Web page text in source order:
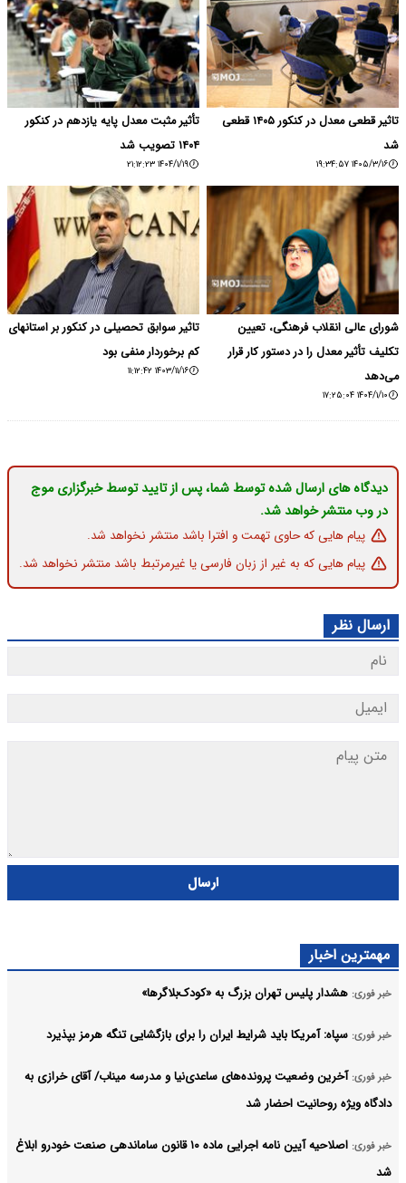
تاثیر قطعی معدل در کنکور ۱۴۰۵ قطعی
شد
۱۴۰۵/۳/۱۶ ۱۹:۳۴:۵۷
تأثیر مثبت معدل پایه یازدهم در کنکور
۱۴۰۴ تصویب شد
۱۴۰۴/۱/۱۹ ۲۱:۱۲:۲۳
شورای عالی انقلاب فرهنگی، تعیین
تکلیف تأثیر معدل را در دستور کار قرار
می‌دهد
۱۴۰۴/۱/۱۰ ۱۷:۲۵:۰۴
تاثیر سوابق تحصیلی در کنکور بر استانهای
کم برخوردار منفی بود
۱۴۰۳/۱۱/۱۶ ۱۱:۱۲:۴۲
دیدگاه های ارسال شده توسط شما، پس از تایید توسط خبرگزاری موج
در وب منتشر خواهد شد.
پیام هایی که حاوی تهمت و افترا باشد منتشر نخواهد شد.
پیام هایی که به غیر از زبان فارسی یا غیرمرتبط باشد منتشر نخواهد شد.
ارسال نظر
ارسال
مهمترین اخبار
خبر فوری: هشدار پلیس تهران بزرگ به «کودک‌بلاگرها»
خبر فوری: سپاه: آمریکا باید شرایط ایران را برای بازگشایی تنگه هرمز‌ بپذیرد
خبر فوری: آخرین وضعیت پرونده‌های ساعدی‌نیا و مدرسه میناب/ آقای خرازی به
دادگاه ویژه روحانیت احضار شد
خبر فوری:
اصلاحیه آیین نامه اجرایی ماده ۱۰ قانون ساماندهی صنعت خودرو ابلاغ
شد